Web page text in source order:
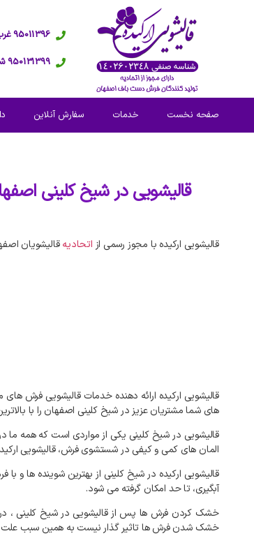
95011396 غرب اصفهان (رباط)
950131399 شرق اصفهان (جی)
صفحه نخست خدمات سفارش آنلاین
قالیشویی درشیخ کلینی
قالیشویی ارکیده با مجوز رسمی از اتحادیهقالیشویان
های شما مشتریان عزیز در شیخ کلینی اصفهان را با
قالیشویی در شیخ کلینی یکی از مواردی است که همه ما
المان های کمی و کیفی در شستشوی فرش، قالیشویی
قالیشویی ارکیده در شیخ کلینی از بهترین شوینده
آبگیری، تا حد امکان گرفته می شود.
خشک کردن فرش ها پس از قالیشویی در شیخ کلینی ،
خشک شدن فرش ها تاثیر گذار نیست به همین سبب علت تحویل